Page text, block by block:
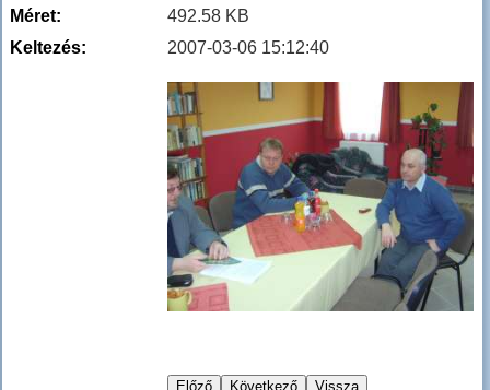
Méret:
492.58 KB
Keltezés:
2007-03-06 15:12:40